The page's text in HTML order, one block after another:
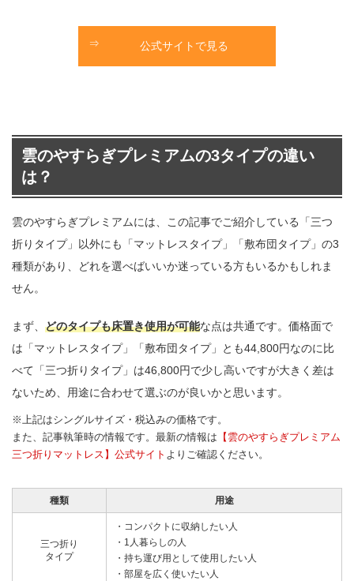
公式サイトで見る
雲のやすらぎプレミアムの3タイプの違い
は？
雲のやすらぎプレミアムには、この記事でご紹介している「三つ
折りタイプ」以外にも「マットレスタイプ」「敷布団タイプ」の3
種類があり、どれを選べばいいか迷っている方もいるかもしれま
せん。
まず、 どのタイプも床置き使用が可能な点は共通です。価格面で
は「マットレスタイプ」「敷布団タイプ」とも44,800円なのに比
べて「三つ折りタイプ」は46,800円で少し高いですが大きく差は
ないため、用途に合わせて選ぶのが良いかと思います。
※上記はシングルサイズ・税込みの価格です。
また、記事執筆時の情報です。最新の情報は 【雲のやすらぎプレミアム
三つ折りマットレス】公式サイト よりご確認ください。
種類 用途
三つ折り
タイプ
・コンパクトに収納したい人
・1人暮らしの人
・持ち運び用として使用したい人
・部屋を広く使いたい人